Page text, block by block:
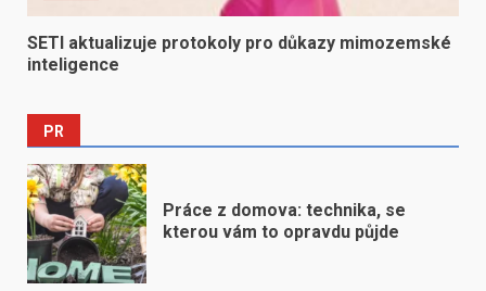
SETI aktualizuje protokoly pro důkazy mimozemské
inteligence
PR
Práce z domova: technika, se
kterou vám to opravdu půjde